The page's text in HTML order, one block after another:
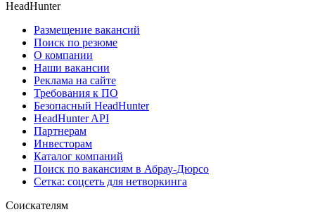
HeadHunter
Размещение вакансий
Поиск по резюме
О компании
Наши вакансии
Реклама на сайте
Требования к ПО
Безопасный HeadHunter
HeadHunter API
Партнерам
Инвесторам
Каталог компаний
Поиск по вакансиям в Абрау-Дюрсо
Сетка: соцсеть для нетворкинга
Соискателям